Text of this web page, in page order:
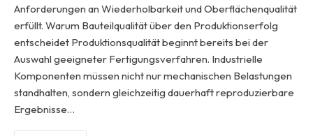
Anforderungen an Wiederholbarkeit und Oberflächenqualität
erfüllt. Warum Bauteilqualität über den Produktionserfolg
entscheidet Produktionsqualität beginnt bereits bei der
Auswahl geeigneter Fertigungsverfahren. Industrielle
Komponenten müssen nicht nur mechanischen Belastungen
standhalten, sondern gleichzeitig dauerhaft reproduzierbare
Ergebnisse…